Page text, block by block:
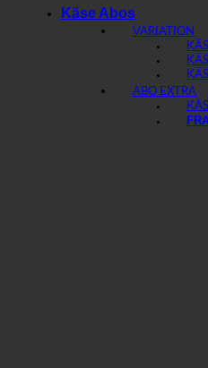
Käse Abos
VARIATION
ABO EXTRA